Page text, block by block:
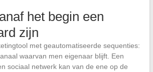
het begin een
zijn
met geautomatiseerde sequenties:
waarvan men eigenaar blijft. Een
sociaal netwerk kan van de ene op de